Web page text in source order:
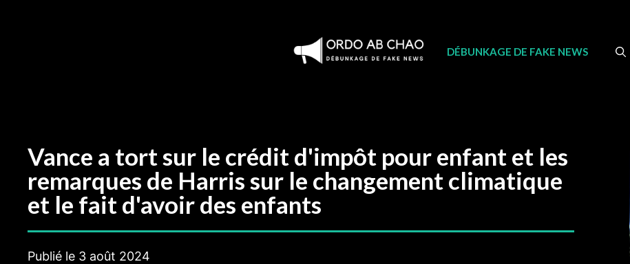
DÉBUNKAGE DE FAKE NEWS
Vance a tort sur le crédit d'impôt pour enfant et les
remarques de Harris sur le changement climatique
et le fait d'avoir des enfants
Publié le 3 août 2024